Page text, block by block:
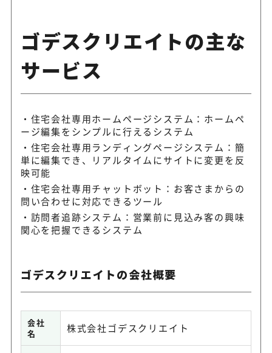
ゴデスクリエイトの主な
サービス
住宅会社専用ホームページシステム：ホームペ
ージ編集をシンプルに行えるシステム
住宅会社専用ランディングページシステム：簡
単に編集でき、リアルタイムにサイトに変更を反
映可能
住宅会社専用チャットボット：お客さまからの
問い合わせに対応できるツール
訪問者追跡システム：営業前に見込み客の興味
関心を把握できるシステム
ゴデスクリエイトの会社概要
会社
名
株式会社ゴデスクリエイト